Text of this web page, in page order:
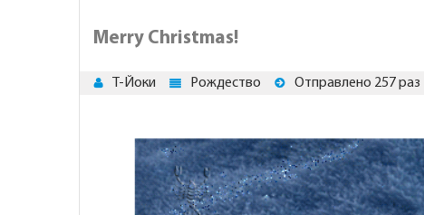
Merry Christmas!
Т-Йоки Рождество Отправлено 257 раз